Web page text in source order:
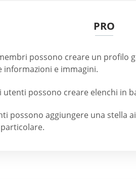
PRO
possono creare un profilo
informazioni e immagini.
utenti possono creare elenchi in
possono aggiungere una stella